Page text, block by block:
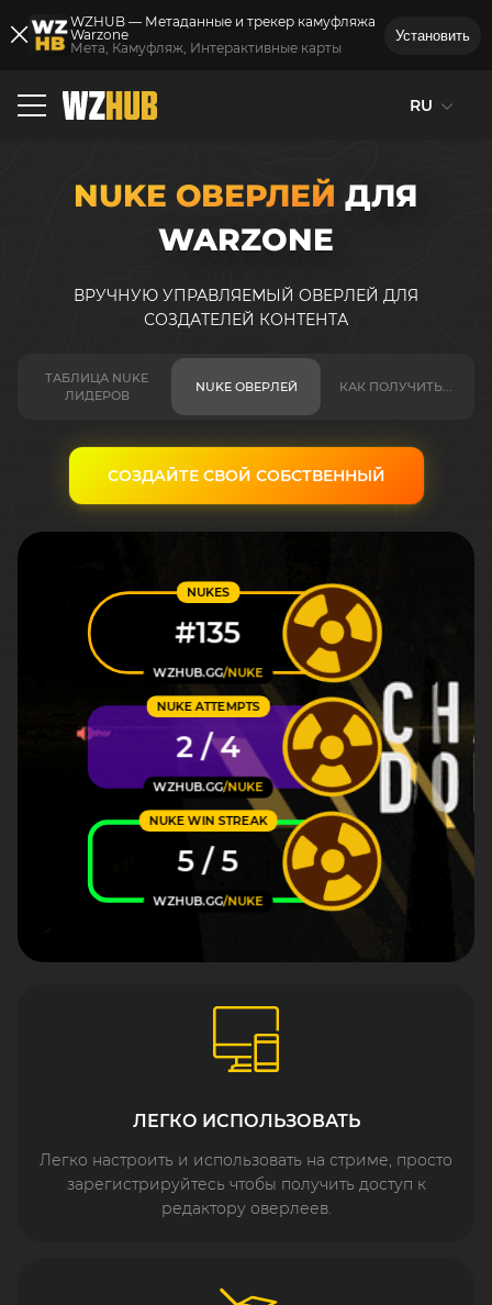
WZHUB — Метаданные и трекер камуфляжа
Warzone
Мета, Камуфляж, Интерактивные карты
Установить
RU
NUKE ОВЕРЛЕЙ ДЛЯ
WARZONE
ВРУЧНУЮ УПРАВЛЯЕМЫЙ ОВЕРЛЕЙ ДЛЯ
СОЗДАТЕЛЕЙ КОНТЕНТА
ТАБЛИЦА NUKE
ЛИДЕРОВ
NUKE ОВЕРЛЕЙ КАК ПОЛУЧИТЬ...
СОЗДАЙТЕ СВОЙ СОБСТВЕННЫЙ
NUKES
WZHUB.GG/NUKE
#135
NUKE ATTEMPTS
WZHUB.GG/NUKE
2 / 4
NUKE WIN STREAK
WZHUB.GG/NUKE
5 / 5
ЛЕГКО ИСПОЛЬЗОВАТЬ
Легко настроить и использовать на стриме, просто
зарегистрируйтесь чтобы получить доступ к
редактору оверлеев.